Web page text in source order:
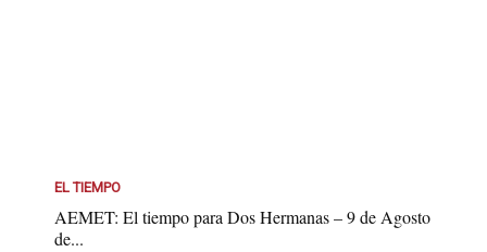
EL TIEMPO
AEMET: El tiempo para Dos Hermanas – 9 de Agosto
de...